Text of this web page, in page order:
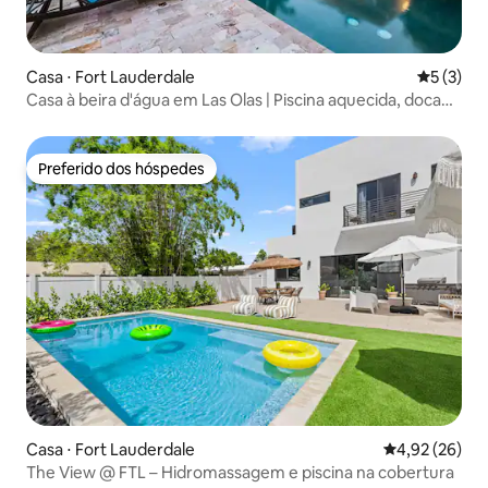
Casa ⋅ Fort Lauderdale 5 de
5 (3)
Casa à beira d'água em Las Olas | Piscina aquecida, doca
Preferido dos hóspedes
Preferido dos hóspedes
Casa ⋅ Fort Lauderdale 4,92 de uma
4,92 (26)
The View @ FTL – Hidromassagem e piscina na cobertura